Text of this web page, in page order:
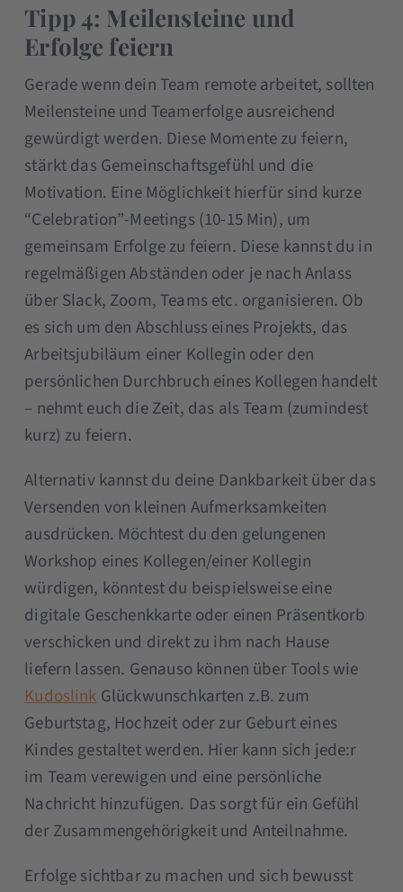
Tipp 4: Meilensteine und
Erfolge feiern
Gerade wenn dein Team remote arbeitet, sollten
Meilensteine und Teamerfolge ausreichend
gewürdigt werden. Diese Momente zu feiern,
stärkt das Gemeinschaftsgefühl und die
Motivation. Eine Möglichkeit hierfür sind kurze
“Celebration”-Meetings (10-15 Min), um
gemeinsam Erfolge zu feiern. Diese kannst du in
regelmäßigen Abständen oder je nach Anlass
über Slack, Zoom, Teams etc. organisieren. Ob
es sich um den Abschluss eines Projekts, das
Arbeitsjubiläum einer Kollegin oder den
persönlichen Durchbruch eines Kollegen handelt
– nehmt euch die Zeit, das als Team (zumindest
kurz) zu feiern.
Alternativ kannst du deine Dankbarkeit über das
Versenden von kleinen Aufmerksamkeiten
ausdrücken. Möchtest du den gelungenen
Workshop eines Kollegen/einer Kollegin
würdigen, könntest du beispielsweise eine
digitale Geschenkkarte oder einen Präsentkorb
verschicken und direkt zu ihm nach Hause
liefern lassen. Genauso können über Tools wie
KudoslinkGlückwunschkarten z.B. zum
Geburtstag, Hochzeit oder zur Geburt eines
Kindes gestaltet werden. Hier kann sich jede:r
im Team verewigen und eine persönliche
Nachricht hinzufügen. Das sorgt für ein Gefühl
der Zusammengehörigkeit und Anteilnahme.
Erfolge sichtbar zu machen und sich bewusst